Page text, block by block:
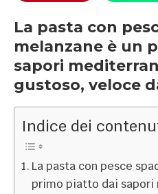
La pasta con
melanzane è un
sapori
gustoso, veloce
Indice dei
La pasta con pesce
primo piatto dai